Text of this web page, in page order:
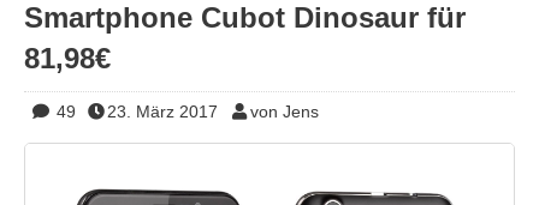
Smartphone Cubot Dinosaur für
81,98€
49 23. März 2017 von Jens